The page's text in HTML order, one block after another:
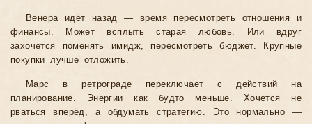
Венера идёт назад — время пересмотреть отношения и
финансы. Может всплыть старая любовь. Или вдруг
захочется поменять имидж, пересмотреть бюджет. Крупные
покупки лучше отложить.
Марс в ретрограде переключает с действий на
планирование. Энергии как будто меньше. Хочется не
рваться вперёд, а обдумать стратегию. Это нормально —